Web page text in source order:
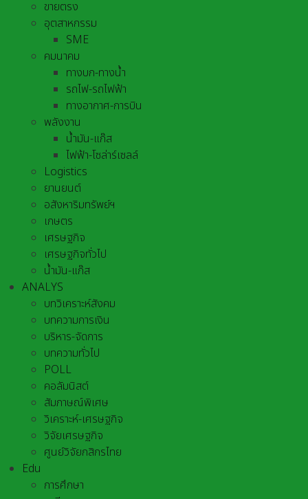
ขายตรง
อุตสาหกรรม
SME
คมนาคม
ทางบก-ทางน้ำ
รถไฟ-รถไฟฟ้า
ทางอากาศ-การบิน
พลังงาน
น้ำมัน-แก๊ส
ไฟฟ้า-โซล่าร์เซลล์
Logistics
ยานยนต์
อสังหาริมทรัพย์ฯ
เกษตร
เศรษฐกิจ
เศรษฐกิจทั่วไป
น้ำมัน-แก๊ส
ANALYS
บทวิเคราะห์สังคม
บทความการเงิน
บริหาร-จัดการ
บทความทั่วไป
POLL
คอลัมนิสต์
สัมภาษณ์พิเศษ
วิเคราะห์-เศรษฐกิจ
วิจัยเศรษฐกิจ
ศูนย์วิจัยกสิกรไทย
Edu
การศึกษา